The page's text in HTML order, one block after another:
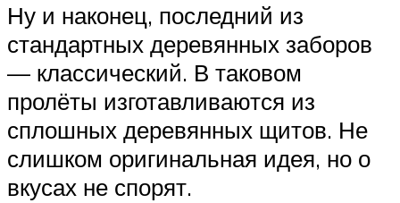
Ну и наконец, последний из
стандартных деревянных заборов
— классический. В таковом
пролёты изготавливаются из
сплошных деревянных щитов. Не
слишком оригинальная идея, но о
вкусах не спорят.